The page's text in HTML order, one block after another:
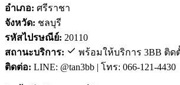
อำเภอ: ศรีราชา
จังหวัด: ชลบุรี
รหัสไปรษณีย์: 20110
สถานะบริการ:
พร้อมให้บริการ 3BB ติด
ติดต่อ: LINE: @tan3bb | โทร: 066-121-4430